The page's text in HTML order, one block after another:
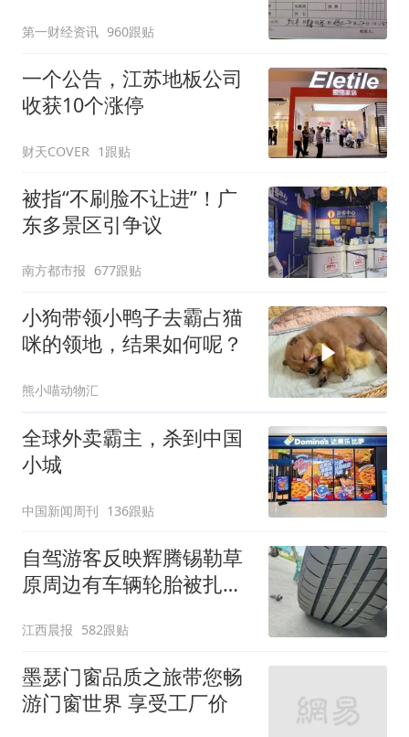
第一财经资讯 960跟贴
一个公告，江苏地板公司
收获10个涨停
财天COVER 1跟贴
被指“不刷脸不让进”！广
东多景区引争议
南方都市报 677跟贴
小狗带领小鸭子去霸占猫
咪的领地，结果如何呢？
熊小喵动物汇
全球外卖霸主，杀到中国
小城
中国新闻周刊 136跟贴
自驾游客反映辉腾锡勒草
原周边有车辆轮胎被扎，
元，官方发布情况通报
江西晨报 582跟贴
墨瑟门窗品质之旅带您畅
游门窗世界 享受工厂价